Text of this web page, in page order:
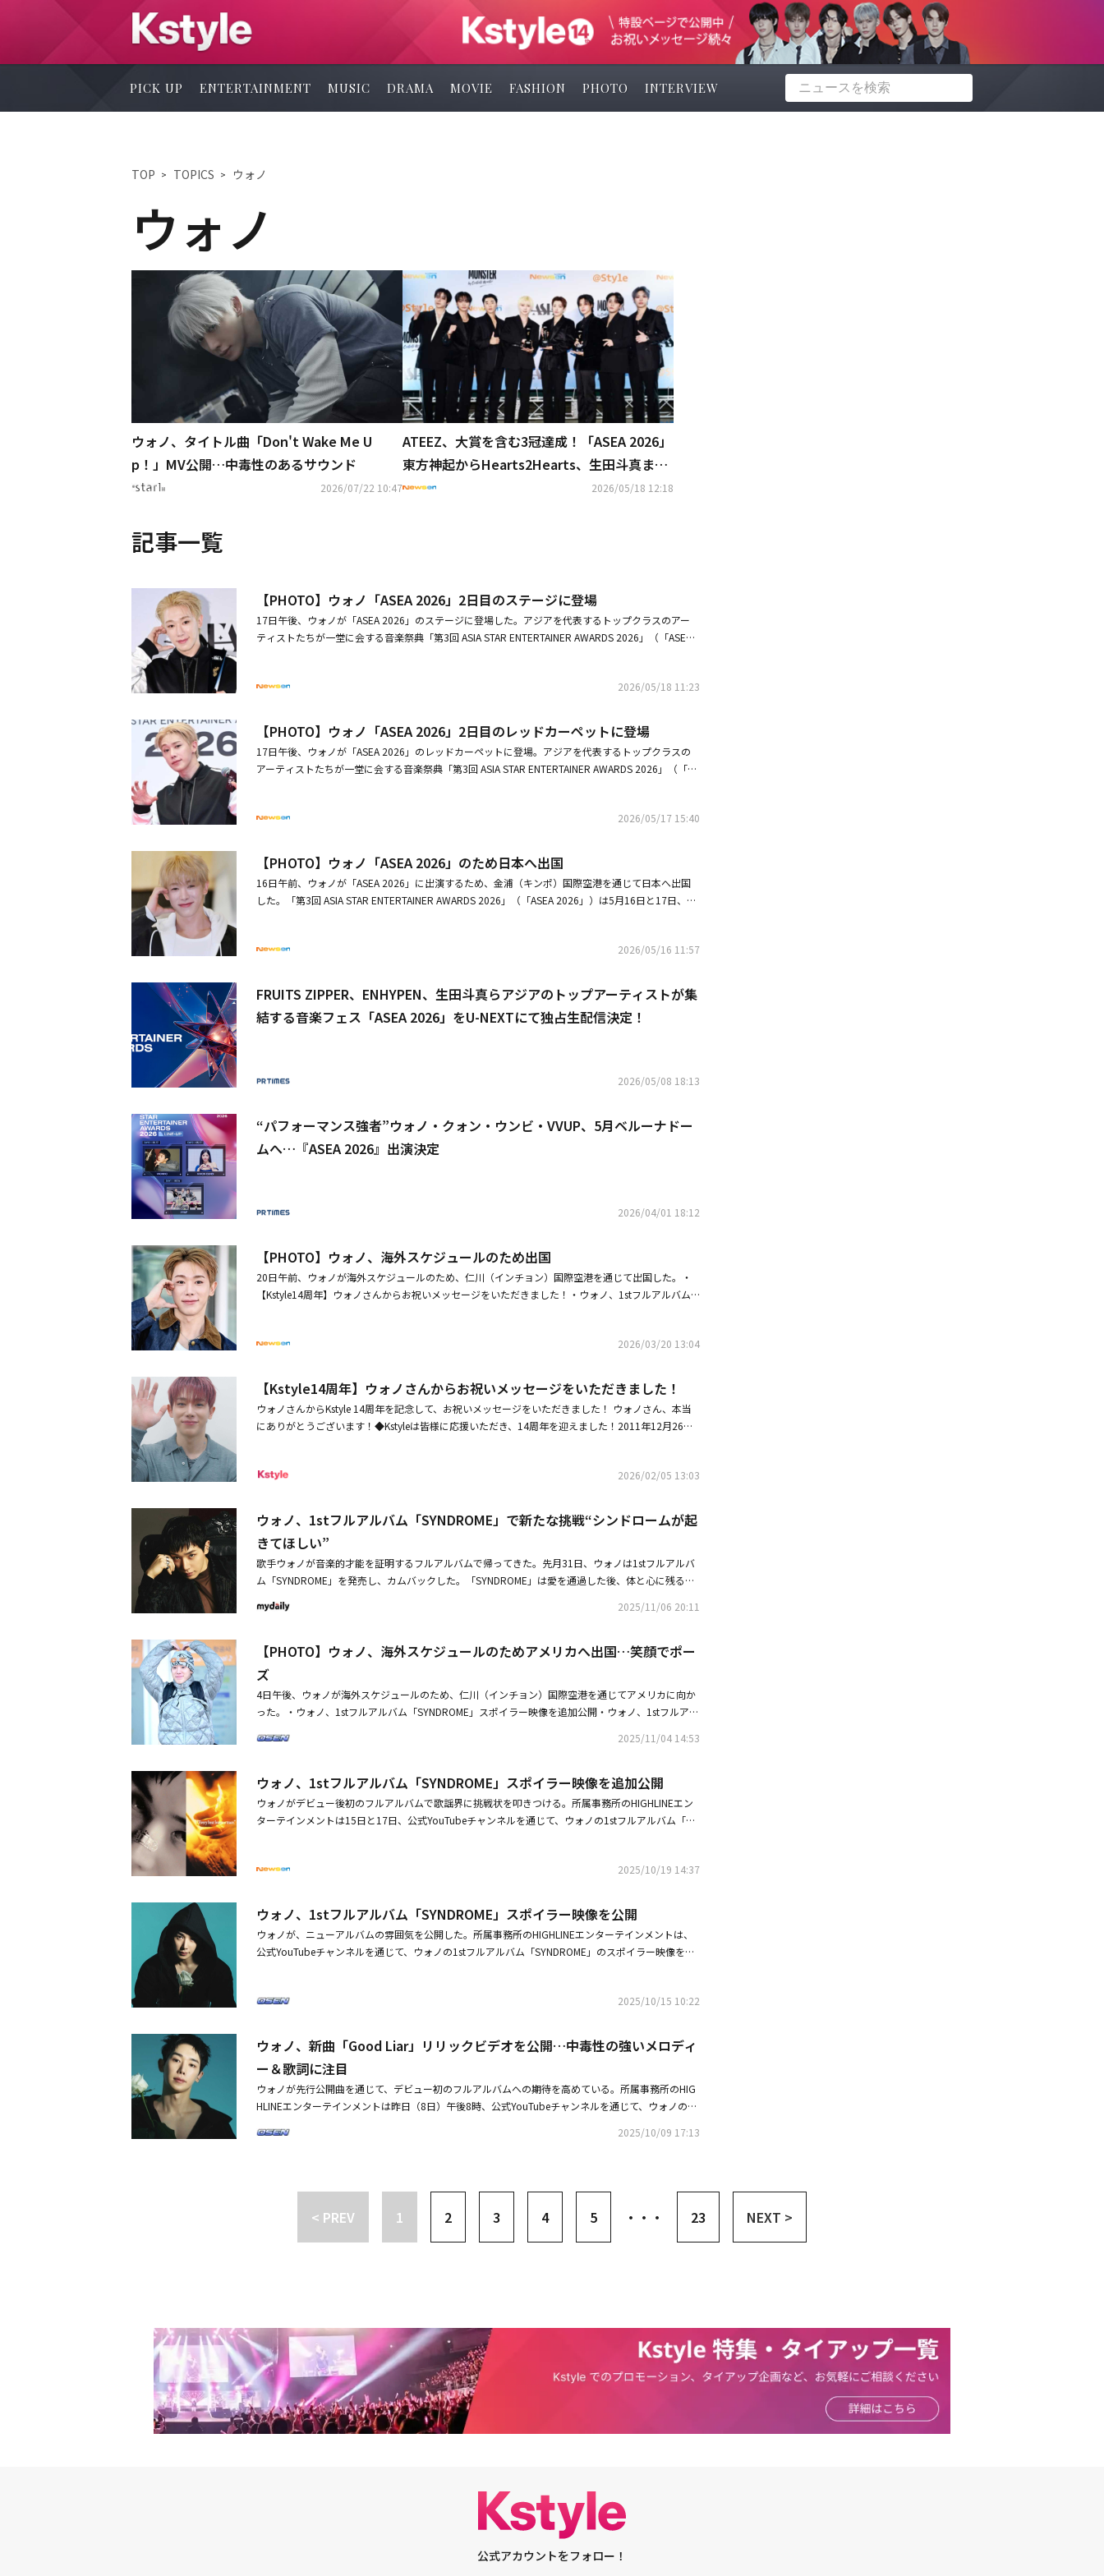
PICK UP ENTERTAINMENT MUSIC DRAMA MOVIE FASHION PHOTO INTERVIEW
TOP TOPICS ウォノ
ウォノ
ウォノ、タイトル曲「Don't Wake Me U
p！」MV公開…中毒性のあるサウンド
2026/07/22 10:47
ATEEZ、大賞を含む3冠達成！「ASEA 2026」
東方神起からHearts2Hearts、生田斗真まで
続々受賞
2026/05/18 12:18
記事一覧
【PHOTO】ウォノ「ASEA 2026」2日目のステージに登場
17日午後、ウォノが「ASEA 2026」のステージに登場した。アジアを代表するトップクラスのアー
ティストたちが一堂に会する音楽祭典「第3回 ASIA STAR ENTERTAINER AWARDS 2026」（「ASEA 2
ンドロームが起きてほしい
2026/05/18 11:23
【PHOTO】ウォノ「ASEA 2026」2日目のレッドカーペットに登場
17日午後、ウォノが「ASEA 2026」のレッドカーペットに登場。アジアを代表するトップクラスの
アーティストたちが一堂に会する音楽祭典「第3回 ASIA STAR ENTERTAINER AWARDS 2026」（「AS
いメッセージをいただきました！
2026/05/17 15:40
【PHOTO】ウォノ「ASEA 2026」のため日本へ出国
16日午前、ウォノが「ASEA 2026」に出演するため、金浦（キンポ）国際空港を通じて日本へ出国
した。「第3回 ASIA STAR ENTERTAINER AWARDS 2026」（「ASEA 2026」）は5月16日と17日、埼
U-NEXTにて独占生配信決定！
2026/05/16 11:57
FRUITS ZIPPER、ENHYPEN、生田斗真らアジアのトップアーティストが集
結する音楽フェス「ASEA 2026」をU-NEXTにて独占生配信決定！
2026/05/08 18:13
“パフォーマンス強者”ウォノ・クォン・ウンビ・VVUP、5月ベルーナドー
ムへ…『ASEA 2026』出演決定
2026/04/01 18:12
【PHOTO】ウォノ、海外スケジュールのため出国
20日午前、ウォノが海外スケジュールのため、仁川（インチョン）国際空港を通じて出国した。・
【Kstyle14周年】ウォノさんからお祝いメッセージをいただきました！・ウォノ、1stフルアルバム
2026/03/20 13:04
【Kstyle14周年】ウォノさんからお祝いメッセージをいただきました！
ウォノさんからKstyle 14周年を記念して、お祝いメッセージをいただきました！ ウォノさん、本当
にありがとうございます！◆Kstyleは皆様に応援いただき、14周年を迎えました！2011年12月26日
す。そして、皆さんから特別にいただいたサイン入りグッズのプレゼントも順次スタート！ お楽し
ノ、1stフルアルバム「SYNDROME」で新たな挑戦シンドロームが起きてほしい・ウォノ、新曲「Go
od Liar」リリックビデオを公開中毒性の強いメロディー＆歌詞に注目【関連リンク】・ウォノ 日本
オフィシャルX・ウォノ オフィシャルYouTube
2026/02/05 13:03
ウォノ、1stフルアルバム「SYNDROME」で新たな挑戦“シンドロームが起
きてほしい”
歌手ウォノが音楽的才能を証明するフルアルバムで帰ってきた。先月31日、ウォノは1stフルアルバ
ム「SYNDROME」を発売し、カムバックした。「SYNDROME」は愛を通過した後、体と心に残る反
波を描き、聴いている時は滑らかに流れていくが、全部聴くとそれぞれの場面が鮮明に残る構成が印
ジを盛り込んだポップR＆Bトラックで、ウォノ自らが作曲とアレンジに参加した。他にも「Fun」
「DND」「Scissors」「At The Time」「Beautiful」「On Top OF The World」「Maniac」「Better T
han Me」「Good Liar」まで、ウォノの成長した音楽が確認できる計10曲が収録された。―― デビュー
後初めてのフルアルバムでカムバックした感想はいかがですか？ウォノ：1stフルアルバムで帰って
くることができてとても嬉しいです。長い間準備してきたアルバムであるだけに、待っていてくださ
ったファンの皆さんに素敵な音楽で恩返ししたいです。―― ニューアルバム「SYNDROME」について紹
た。―― 「SYNDROME」をアルバムタイトルにした理由は何ですか？ウォノ：愛という感情は誰もが抱
きますが、それぞれが思い浮かべる愛の姿や感情はすべて異なるじゃないですか。このアルバムはそ
ういった愛の症状を音楽で描いているので、聴く方々がそれぞれの方式で愛を思い浮かべ、感じてい
躊躇せず近づいていこうというメッセージを盛り込んだ曲です。気持ちが行き詰まった時に聴けば自
のパフォーマンスの見どころはどこですか？ポイントの説明もお願いします。ウォノ：強いリズムと
エネルギーを生かしたパフォーマンスが特徴です。大人数で構成された振り付けなので、ステージで
より強いエネルギーと没入感を感じられると思います。ポイントダンスは、手で「W」の文字を作
り、力強く体を動かし、曲の直進する雰囲気を表現した部分です。―― 「if you wanna」を含めて計4曲
日常で感じた気持ちを率直に盛り込もうと思いました。「DND」は自分自身への休息と保護のメッセ
ージ、「At The Time」は過ぎてから分かる大切さ、「On Top Of The World」は都市の夜と青春の
のある曲はどの曲ですか？その理由も教えてください。ウォノ：「On Top Of The World」が今の自
分を一番よく描いている曲だと思います。青春の瞬間と、自由なエネルギーがそのまま盛り込まれて
います。―― 楽曲を制作する際、インスピレーションは主にどこから得ているのでしょうか？自分で成
長したと感じる部分はありますか？ウォノ：日常生活の中でインスピレーションを得ることが多いで
す。ファンの皆さんと話をしたり、旅行をして抱いた感情などをすぐに音楽に移す方です。以前より
もやりたい音楽や表現方式が明確になり、新たな挑戦にも自信がついたと思います。―― 楽曲制作なら
一つの言葉で表現するとしたらどのような言葉になりますか？ウォノ：愛です。愛を通じて生まれる
様々な楽曲で挨拶できるように準備しました。たくさん聴いていただきたいです。応援してくれるW
ENEE、これからも素敵な音楽とステージで恩返しします。ありがとうございます。
2025/11/06 20:11
【PHOTO】ウォノ、海外スケジュールのためアメリカへ出国…笑顔でポー
ズ
4日午後、ウォノが海外スケジュールのため、仁川（インチョン）国際空港を通じてアメリカに向か
った。・ウォノ、1stフルアルバム「SYNDROME」スポイラー映像を追加公開・ウォノ、1stフルアル
2025/11/04 14:53
ウォノ、1stフルアルバム「SYNDROME」スポイラー映像を追加公開
ウォノがデビュー後初のフルアルバムで歌謡界に挑戦状を叩きつける。所属事務所のHIGHLINEエン
ターテインメントは15日と17日、公式YouTubeチャンネルを通じて、ウォノの1stフルアルバム「SY
続いて、燃え盛る炎ときらめくシャンデリアの照明を弄ぶ彼の手を映し出し、強烈な余韻を残して締
まった。溶け出した蝋が彼の手を覆いながら燃え続け、ノーズカフを着けたウォノの強烈な眼差しが
画面いっぱいに映し出され、ファンの心を刺激しながらニューアルバムへの期待を高めた。1stフル
アルバム「SYNDROME」にはタイトル曲は「if you wanna」をはじめ、「Fun」「DND」「Scissor
s」「At The Time」「Beautiful」「On Top Of The World」「Maniac」、先行公開曲「Better Than
2025/10/19 14:37
ウォノ、1stフルアルバム「SYNDROME」スポイラー映像を公開
ウォノが、ニューアルバムの雰囲気を公開した。所属事務所のHIGHLINEエンターテインメントは、
公式YouTubeチャンネルを通じて、ウォノの1stフルアルバム「SYNDROME」のスポイラー映像を公
中に咲いている真っ白な薔薇を映し出した。きらめき輝いていた薔薇は、すぐに火の鳥が羽ばたくよ
YNDROME」は、ウォノが初めて披露するフルアルバムで、先立って公開されたトラックリストを通
じて、タイトル曲は「if you wanna」であることが明らかになった。この他にも「Fun」「DND」
「Scissors」「At The Time」「Beautiful」「On Top Of The World」「Maniac」、先行公開曲「Bett
er Than Me」「Good Liar」まで、全10曲が収録される。彼は今作を通じて、長い時間をかけて着実
に積み重ねてきた、さらに進化した音楽的力量を証明する。タイトル曲「if you wanna」の作曲・編
詞・作曲に参加し、より濃密に自身の音楽性と感性を込め、大きな期待を集めている。ウォノの1st
2025/10/15 10:22
ウォノ、新曲「Good Liar」リリックビデオを公開…中毒性の強いメロディ
ー＆歌詞に注目
ウォノが先行公開曲を通じて、デビュー初のフルアルバムへの期待を高めている。所属事務所のHIG
HLINEエンターテインメントは昨日（8日）午後8時、公式YouTubeチャンネルを通じて、ウォノの1s
た映像は、稲妻が走る空を背景に、フードを被った帽子を後ろ向きにかぶった彼のシルエットを映し
残る歌詞、ウォノのより深みを増したボーカルと独特の感性が調和したリリックビデオが、ファンの
は、ウォノがソロデビューして以降、約5年2ヶ月ぶりに初めて披露するフルアルバムで、全世界のK
-POPファンの熱い期待を集めている。先行公開曲「Good Liar」は、繰り返される嘘と裏切りの中
c」、先行公開曲「Better Than Me」「Good Liar」まで、彼のアップグレードされた音楽的力量を確
認できる全10曲が収録される。ウォノの先行公開曲「Good Liar」は現在、各音楽配信サイトを通じ
て聴くことができる。また、1stフルアルバム「SYNDROME」は31日0時に全正式リリースされる。
2025/10/09 17:13
< PREV 1 2 3 4 5 ・・・ 23 NEXT >
公式アカウントをフォロー！